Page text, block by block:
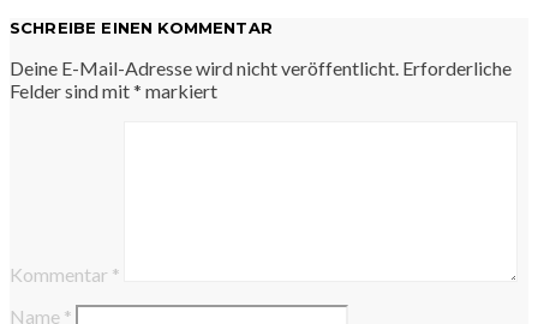
SCHREIBE EINEN KOMMENTAR
Deine E-Mail-Adresse wird nicht veröffentlicht. Erforderliche
Felder sind mit* markiert
Kommentar *
Name *